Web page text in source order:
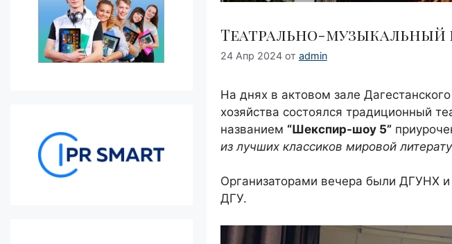
Театрально-музыкальный
24 Апр 2024 от admin
На днях в актовом зале
хозяйства состоялся традиционный
названием “Шекспир-шоу 5”
из лучших классиков мировой
Организаторами вечера были ДГУНХ
ДГУ.